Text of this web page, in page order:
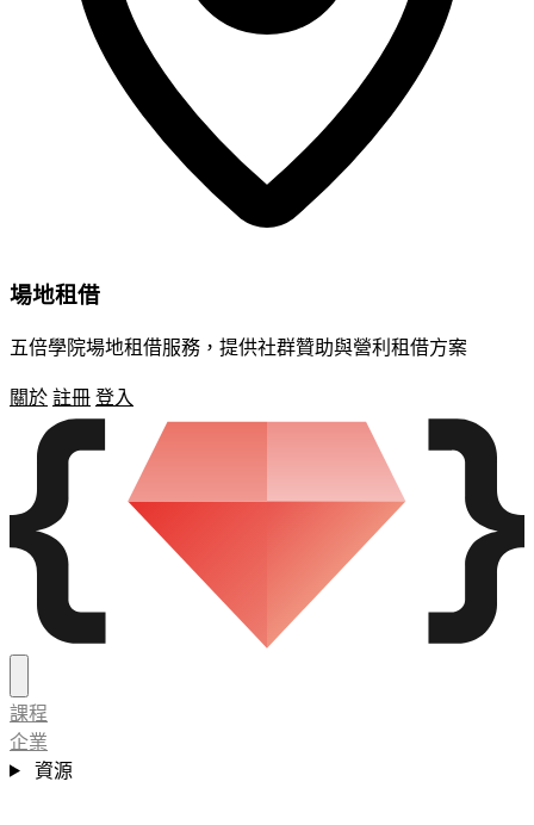
場地租借
五倍學院場地租借服務，提供社群贊助與營利租借方案
關於 註冊 登入
課程
企業
資源